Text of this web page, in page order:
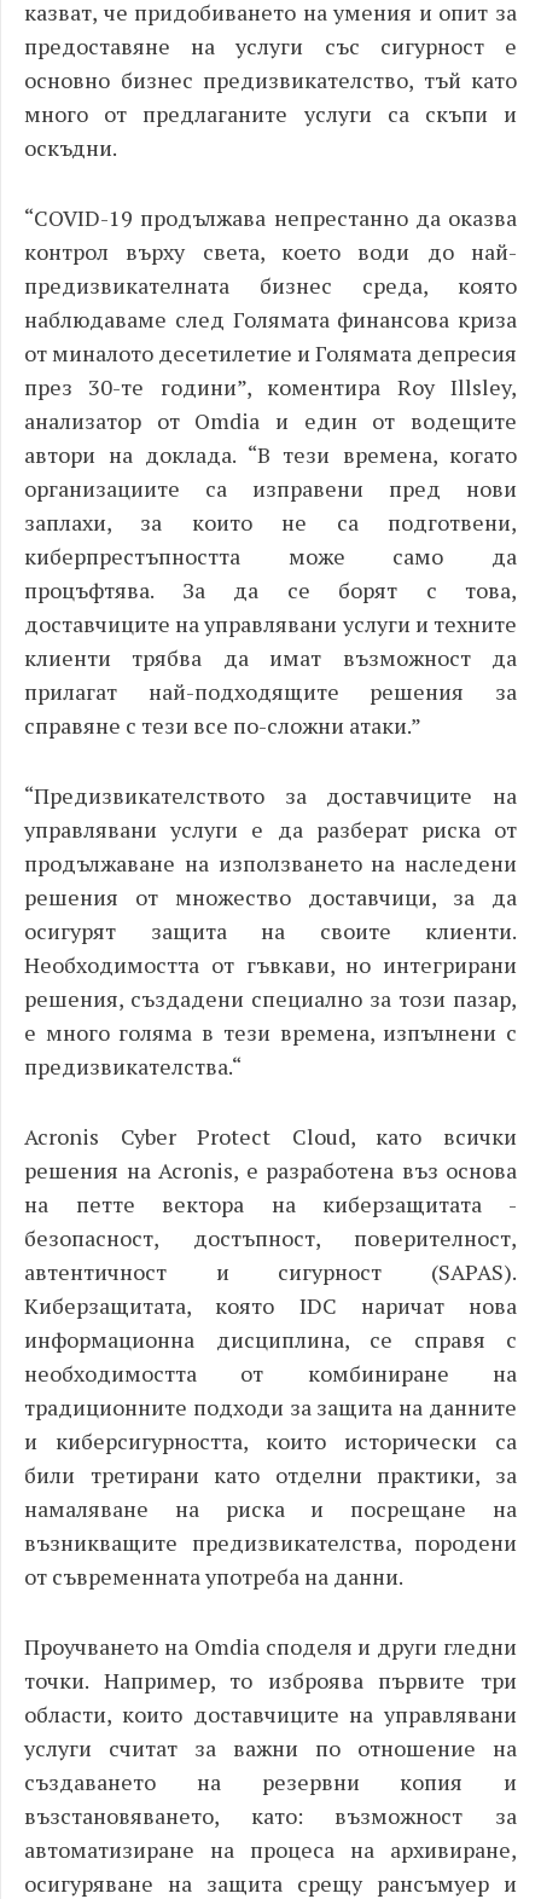
казват, че придобиването на умения и опит за
предоставяне на услуги със сигурност е
основно бизнес предизвикателство, тъй като
много от предлаганите услуги са скъпи и
оскъдни.
“COVID-19 продължава непрестанно да оказва
контрол върху света, което води до най-
предизвикателната бизнес среда, която
наблюдаваме след Голямата финансова криза
от миналото десетилетие и Голямата депресия
през 30-те години”, коментира Roy Illsley,
анализатор от Omdia и един от водещите
автори на доклада. “В тези времена, когато
организациите са изправени пред нови
заплахи, за които не са подготвени,
киберпрестъпността може само да
процъфтява. За да се борят с това,
доставчиците на управлявани услуги и техните
клиенти трябва да имат възможност да
прилагат най-подходящите решения за
справяне с тези все по-сложни атаки.”
“Предизвикателството за доставчиците на
управлявани услуги е да разберат риска от
продължаване на използването на наследени
решения от множество доставчици, за да
осигурят защита на своите клиенти.
Необходимостта от гъвкави, но интегрирани
решения, създадени специално за този пазар,
е много голяма в тези времена, изпълнени с
предизвикателства.“
Acronis Cyber Protect Cloud, като всички
решения на Acronis, е разработена въз основа
на петте вектора на киберзащитата -
безопасност, достъпност, поверителност,
автентичност и сигурност (SAPAS).
Киберзащитата, която IDC наричат нова
информационна дисциплина, се справя с
необходимостта от комбиниране на
традиционните подходи за защита на данните
и киберсигурността, които исторически са
били третирани като отделни практики, за
намаляване на риска и посрещане на
възникващите предизвикателства, породени
от съвременната употреба на данни.
Проучването на Omdia споделя и други гледни
точки. Например, то изброява първите три
области, които доставчиците на управлявани
услуги считат за важни по отношение на
създаването на резервни копия и
възстановяването, като: възможност за
автоматизиране на процеса на архивиране,
осигуряване на защита срещу рансъмуер и